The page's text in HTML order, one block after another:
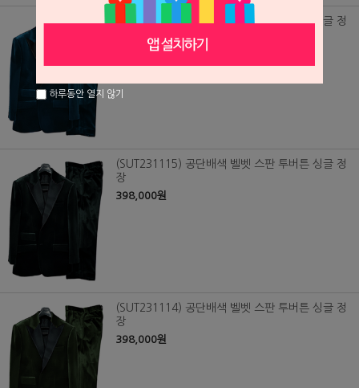
(SUT231116) 공단배색 벨벳 스판 투버튼 싱글 정
398,000원
(SUT231115) 공단배색 벨벳 스판 투버튼 싱글 정
장
398,000원
(SUT231114) 공단배색 벨벳 스판 투버튼 싱글 정
장
398,000원
하루동안 열지 않기